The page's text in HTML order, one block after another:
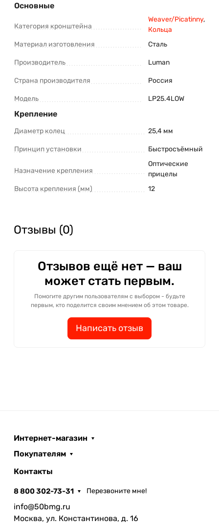
Основные
Категория кронштейна
Weaver/Picatinny,
Кольца
Материал изготовления
Сталь
Производитель Luman
Страна производителя Россия
Модель LP25.4LOW
Крепление
Диаметр колец 25,4 мм
Принцип установки Быстросъёмный
Назначение крепления
Оптические
прицелы
Высота крепления (мм)
12
Отзывы (0)
Отзывов ещё нет — ваш
может стать первым.
Помогите другим пользователям с выбором - будьте
первым, кто поделится своим мнением об этом товаре.
Написать отзыв
Интернет-магазин
Покупателям
Контакты
8 800 302-73-31 Перезвоните мне!
info@50bmg.ru
Москва, ул. Константинова, д. 16